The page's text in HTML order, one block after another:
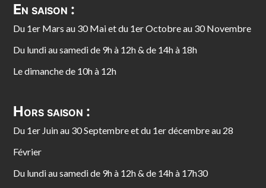
En saison :
Du 1er Mars au 30 Mai et du 1er Octobre au 30 Novembre
Du lundi au samedi de 9h à 12h & de 14h à 18h
Le dimanche de 10h à 12h
Hors saison :
Du 1er Juin au 30 Septembre et du 1er décembre au 28
Février
Du lundi au samedi de 9h à 12h & de 14h à 17h30